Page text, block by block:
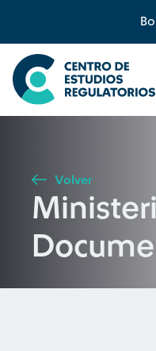
Búsqueda
Seleccione país
Buscar
Volver